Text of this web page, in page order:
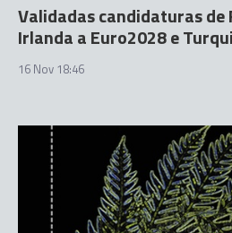
Validadas candidaturas de
Irlanda a Euro2028 e
16 Nov 18:46